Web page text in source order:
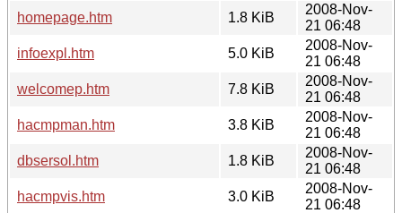
homepage.htm
1.8 KiB
2008-Nov-
21 06:48
infoexpl.htm
5.0 KiB
2008-Nov-
21 06:48
welcomep.htm
7.8 KiB
2008-Nov-
21 06:48
hacmpman.htm
3.8 KiB
2008-Nov-
21 06:48
dbsersol.htm
1.8 KiB
2008-Nov-
21 06:48
hacmpvis.htm
3.0 KiB
2008-Nov-
21 06:48